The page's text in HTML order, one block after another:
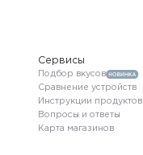
Сервисы
Подбор вкусов
Сравнение устройств
Инструкции продуктов
Вопросы и ответы
Карта магазинов